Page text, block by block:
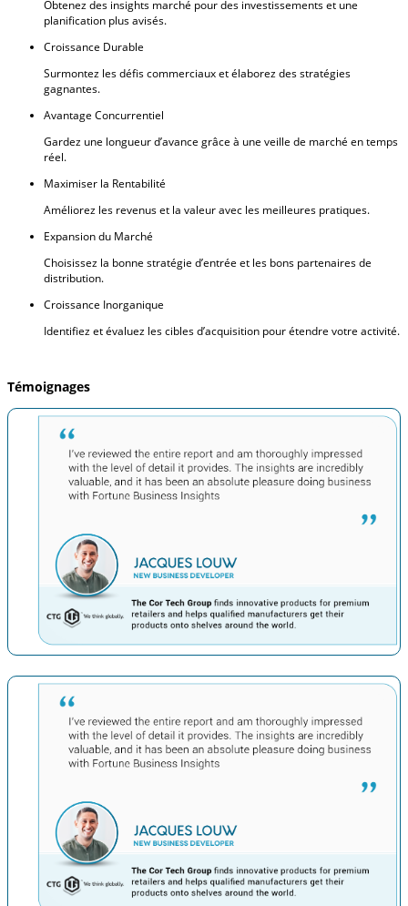
Obtenez des insights marché pour des investissements et une
planification plus avisés.
Croissance Durable
Surmontez les défis commerciaux et élaborez des stratégies
gagnantes.
Avantage Concurrentiel
Gardez une longueur d’avance grâce à une veille de marché en temps
réel.
Maximiser la Rentabilité
Améliorez les revenus et la valeur avec les meilleures pratiques.
Expansion du Marché
Choisissez la bonne stratégie d’entrée et les bons partenaires de
distribution.
Croissance Inorganique
Identifiez et évaluez les cibles d’acquisition pour étendre votre activité.
Témoignages